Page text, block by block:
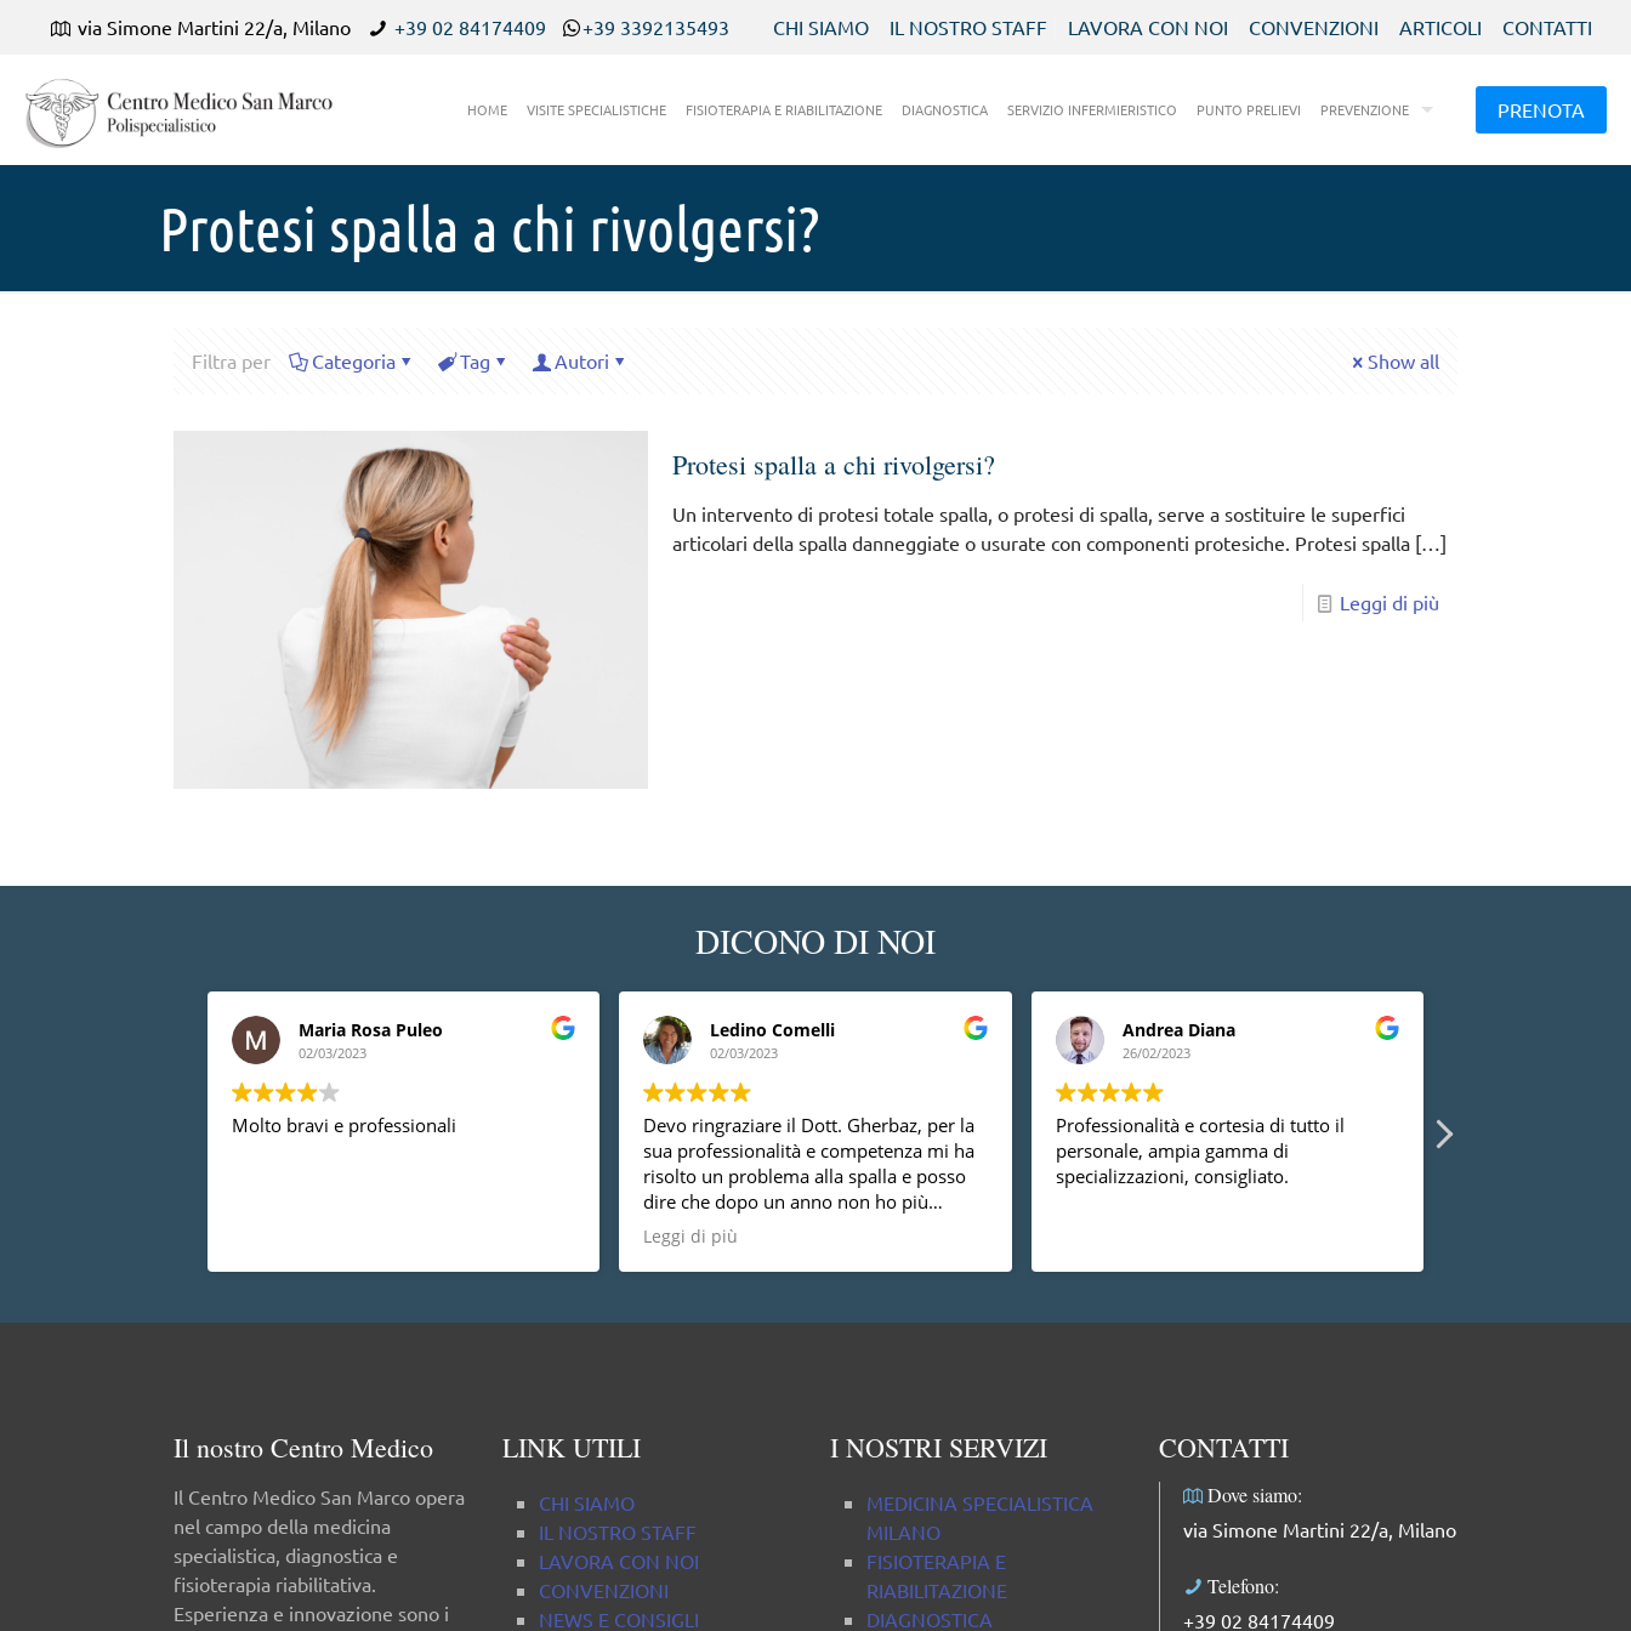
via Simone Martini 22/a, Milano +39 02 84174409 +39 3392135493 CHI SIAMO IL NOSTRO STAFF LAVORA CON NOI CONVENZIONI ARTICOLI CONTATTI
HOME VISITE SPECIALISTICHE FISIOTERAPIA E RIABILITAZIONE DIAGNOSTICA SERVIZIO INFERMIERISTICO PUNTO PRELIEVI PREVENZIONE PRENOTA
Protesi spalla a chi rivolgersi?
Filtra per Categoria Tag Autori Show all
Protesi spalla a chi rivolgersi?
Un intervento di protesi totale spalla, o protesi di spalla, serve a sostituire le superfici
articolari della spalla danneggiate o usurate con componenti protesiche. Protesi spalla […]
Leggi di più
DICONO DI NOI
Maria Rosa Puleo
02/03/2023
Molto bravi e professionali
Ledino Comelli
02/03/2023
Devo ringraziare il Dott. Gherbaz, per la
sua professionalità e competenza mi ha
risolto un problema alla spalla e posso
dire che dopo un anno non ho più
nessun dolore, vorrei anche dire che è
una persona molto disponibile cosa non
da tutti.
Leggi di più
Andrea Diana
26/02/2023
Professionalità e cortesia di tutto il
personale, ampia gamma di
specializzazioni, consigliato.
Il nostro Centro Medico
Il Centro Medico San Marco opera
nel campo della medicina
specialistica, diagnostica e
fisioterapia riabilitativa.
Esperienza e innovazione sono i
LINK UTILI
CHI SIAMO
IL NOSTRO STAFF
LAVORA CON NOI
CONVENZIONI
NEWS E CONSIGLI
I NOSTRI SERVIZI
MEDICINA SPECIALISTICA
MILANO
FISIOTERAPIA E
RIABILITAZIONE
DIAGNOSTICA
CONTATTI
Dove siamo:
via Simone Martini 22/a, Milano
Telefono:
+39 02 84174409